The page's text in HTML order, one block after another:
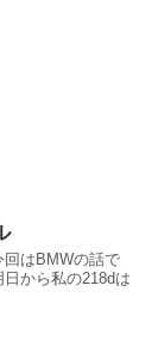
はBMWの話で
から私の218dは